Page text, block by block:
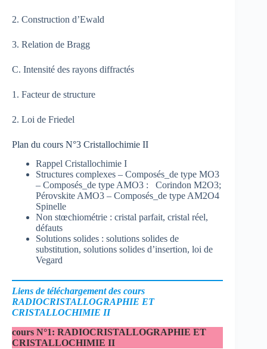
2. Construction d’Ewald
3. Relation de Bragg
C. Intensité des rayons diffractés
1. Facteur de structure
2. Loi de Friedel
Plan du cours N°3 Cristallochimie II
Rappel Cristallochimie I
Structures complexes – Composés_de type MO3
– Composés_de type AMO3 : Corindon M2O3;
Pérovskite AMO3 – Composés_de type AM2O4
Spinelle
Non stœchiométrie : cristal parfait, cristal réel,
défauts
Solutions solides : solutions solides de
substitution, solutions solides d’insertion, loi de
Vegard
Liens de téléchargement des cours
RADIOCRISTALLOGRAPHIE ET
CRISTALLOCHIMIE II
cours N°1: RADIOCRISTALLOGRAPHIE ET
CRISTALLOCHIMIE II